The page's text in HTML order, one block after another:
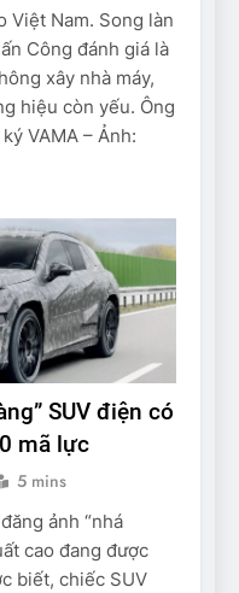
Việt Nam. Song làn
Công đánh giá là
xây nhà máy,
hiệu còn yếu. Ông
VAMA – Ảnh:
SUV điện có
mã lực
5 mins
ảnh “nhá
cao đang được
biết, chiếc SUV